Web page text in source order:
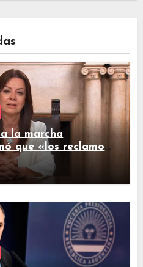
la marcha
que «los reclamos